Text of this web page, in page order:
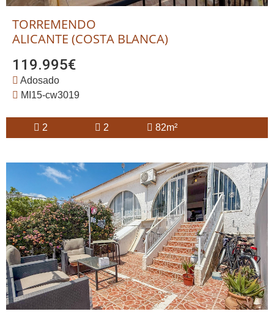
TORREMENDO
ALICANTE (COSTA BLANCA)
119.995€
Adosado
MI15-cw3019
2 2 82m²